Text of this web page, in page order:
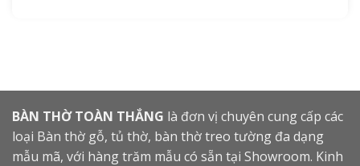
BÀN THỜ TOÀN THẮNG là đơn vị chuyên cung cấp các
loại Bàn thờ gỗ, tủ thờ, bàn thờ treo tường đa dạng
mẫu mã, với hàng trăm mẫu có sẵn tại Showroom. Kinh